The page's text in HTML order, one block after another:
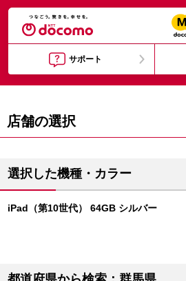
サポート
店舗の選択
選択した機種・カラー
iPad（第10世代） 64GB シルバー